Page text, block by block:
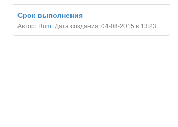
Срок выполнения
Автор: Rum. Дата создания: 04-08-2015 в 13:23